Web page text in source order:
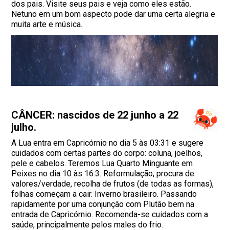
dos pais. Visite seus pais e veja como eles estão.
Netuno em um bom aspecto pode dar uma certa alegria e
muita arte e música.
CÂNCER: nascidos de 22 junho a 22
julho.
A Lua entra em Capricórnio no dia 5 às 03:31 e sugere
cuidados com certas partes do corpo: coluna, joelhos,
pele e cabelos. Teremos Lua Quarto Minguante em
Peixes no dia 10 às 16:3. Reformulação, procura de
valores/verdade, recolha de frutos (de todas as formas),
folhas começam a cair. Inverno brasileiro. Passando
rapidamente por uma conjunção com Plutão bem na
entrada de Capricórnio. Recomenda-se cuidados com a
saúde, principalmente pelos males do frio.